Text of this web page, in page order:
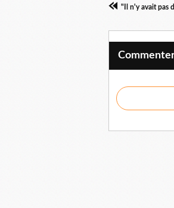
"Il n'y avait pas